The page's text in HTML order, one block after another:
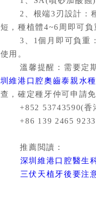
2、根端3刃設計：種
短，種植體4~6周即可負
3、1個月即可負重：
使用。
溫馨提醒：需要定期
圳維港口腔奧齒泰親水
查，確定種牙仲可申請
+852 53743590(香
+86 139 2465
推薦閲讀：
深圳維港口腔醫生
三伏天植牙後要注